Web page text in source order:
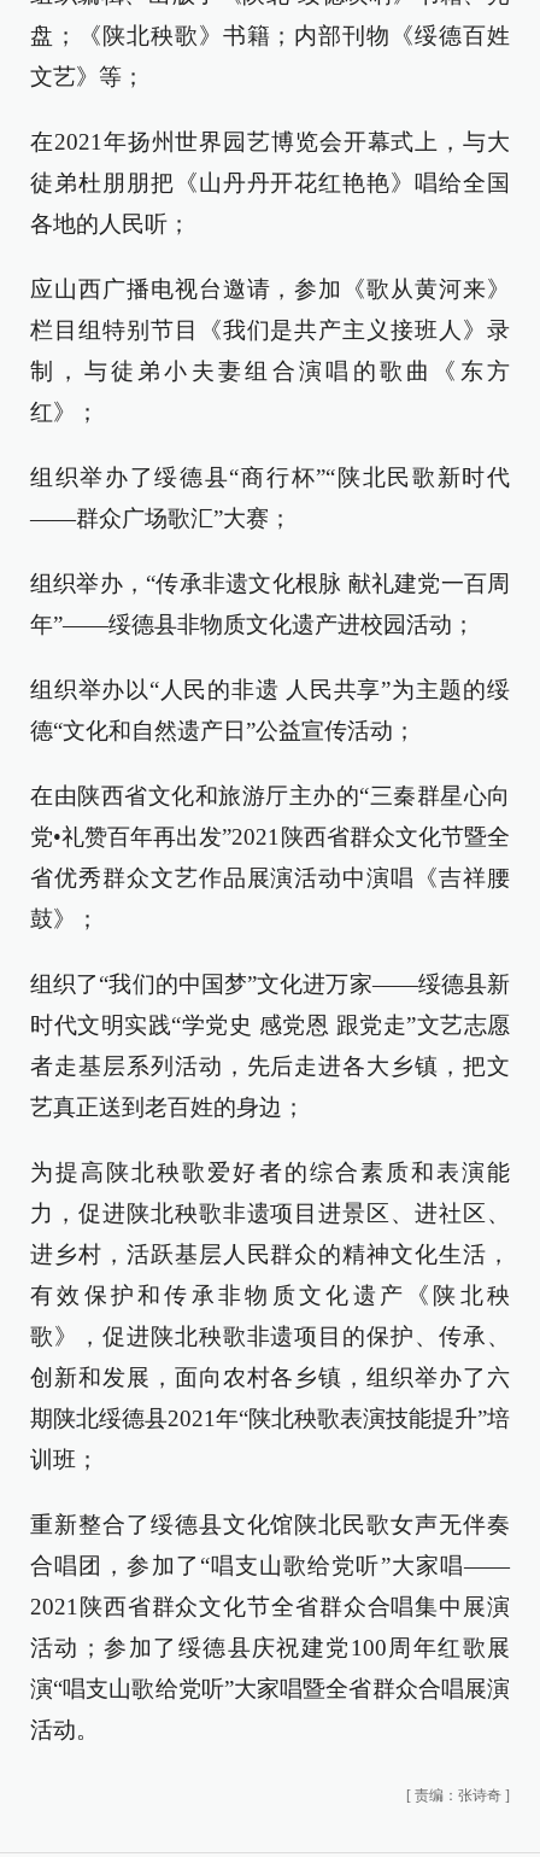
盘；《陕北秧歌》书籍；内部刊物《绥德百姓
文艺》等；
在2021年扬州世界园艺博览会开幕式上，与大
徒弟杜朋朋把《山丹丹开花红艳艳》唱给全国
各地的人民听；
应山西广播电视台邀请，参加《歌从黄河来》
栏目组特别节目《我们是共产主义接班人》录
制，与徒弟小夫妻组合演唱的歌曲《东方
红》；
组织举办了绥德县“商行杯”“陕北民歌新时代
——群众广场歌汇”大赛；
组织举办，“传承非遗文化根脉 献礼建党一百周
年”——绥德县非物质文化遗产进校园活动；
组织举办以“人民的非遗 人民共享”为主题的绥
德“文化和自然遗产日”公益宣传活动；
在由陕西省文化和旅游厅主办的“三秦群星心向
党•礼赞百年再出发”2021陕西省群众文化节暨全
省优秀群众文艺作品展演活动中演唱《吉祥腰
鼓》；
组织了“我们的中国梦”文化进万家——绥德县新
时代文明实践“学党史 感党恩 跟党走”文艺志愿
者走基层系列活动，先后走进各大乡镇，把文
艺真正送到老百姓的身边；
为提高陕北秧歌爱好者的综合素质和表演能
力，促进陕北秧歌非遗项目进景区、进社区、
进乡村，活跃基层人民群众的精神文化生活，
有效保护和传承非物质文化遗产《陕北秧
歌》，促进陕北秧歌非遗项目的保护、传承、
创新和发展，面向农村各乡镇，组织举办了六
期陕北绥德县2021年“陕北秧歌表演技能提升”培
训班；
重新整合了绥德县文化馆陕北民歌女声无伴奏
合唱团，参加了“唱支山歌给党听”大家唱——
2021陕西省群众文化节全省群众合唱集中展演
活动；参加了绥德县庆祝建党100周年红歌展
演“唱支山歌给党听”大家唱暨全省群众合唱展演
活动。
[ 责编：张诗奇 ]